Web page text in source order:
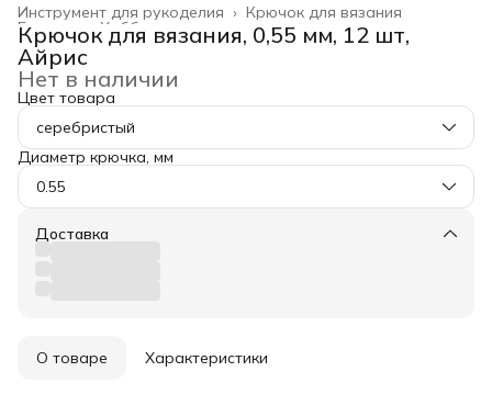
Крючок для вязания
Инструмент для рукоделия ›
Хобби и творчество ›
Главная
Крючок для вязания, 0,55 мм, 12 шт,
Айрис
Нет в наличии
Цвет товара
серебристый
Диаметр крючка, мм
0.55
Доставка
О товаре Характеристики